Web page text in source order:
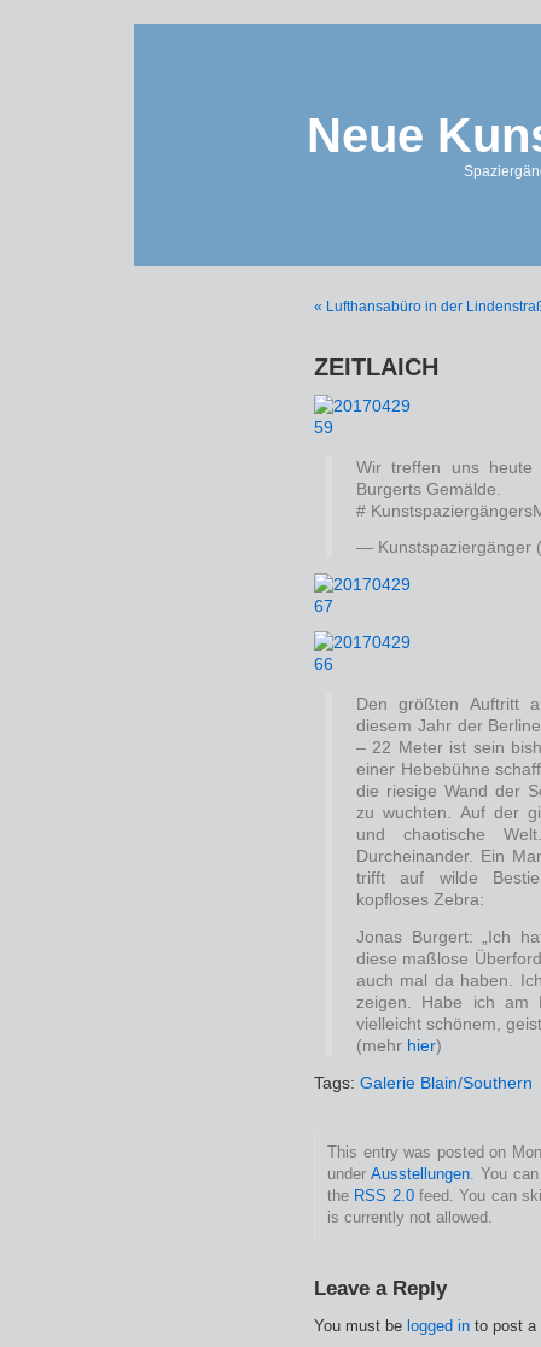
Neue
« Lufthansabüro in der
ZEITLAICH
Wir treffen uns heute
Burgerts Gemälde.
#
— Kunstspaziergänger
Den größten Auftritt
diesem Jahr der
– 22 Meter ist sein
einer Hebebühne
die riesige Wand der
zu wuchten. Auf der
und chaotische
Durcheinander. Ein
trifft auf wilde
kopfloses Zebra:
Jonas Burgert: „Ich
diese maßlose
auch mal da haben.
zeigen. Habe ich am
vielleicht schönem,
(mehr hier)
Tags: Galerie Blain/Southern
This entry was posted on
underAusstellungen . You
the RSS 2.0feed. You can
is currently not allowed.
Leave a Reply
You must be logged in to post a